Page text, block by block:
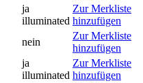
ja
illuminated
Zur Merkliste
hinzufügen
nein
Zur Merkliste
hinzufügen
ja
illuminated
Zur Merkliste
hinzufügen